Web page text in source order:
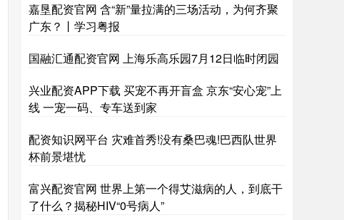
嘉垦配资官网 含“新”量拉满的三场活动，为何齐聚
广东？丨学习粤报
国融汇通配资官网 上海乐高乐园7月12日临时闭园
兴业配资APP下载 买宠不再开盲盒 京东“安心宠”上
线 一宠一码、专车送到家
配资知识网平台 灾难首秀!没有桑巴魂!巴西队世界
杯前景堪忧
富兴配资官网 世界上第一个得艾滋病的人，到底干
了什么？揭秘HIV“0号病人”